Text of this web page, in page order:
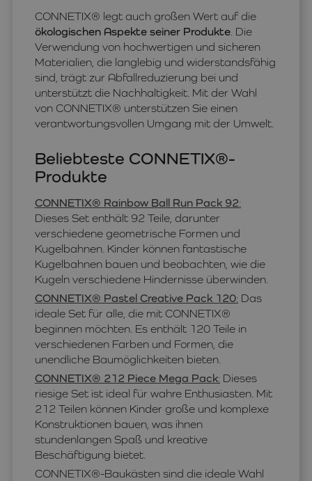
CONNETIX® legt auch großen Wert auf die
ökologischen Aspekte seiner Produkte . Die
Verwendung von hochwertigen und sicheren
Materialien, die langlebig und widerstandsfähig
sind, trägt zur Abfallreduzierung bei und
unterstützt die Nachhaltigkeit. Mit der Wahl
von CONNETIX® unterstützen Sie einen
verantwortungsvollen Umgang mit der Umwelt.
Beliebteste CONNETIX®-
Produkte
CONNETIX® Rainbow Ball Run Pack 92:
Dieses Set enthält 92 Teile, darunter
verschiedene geometrische Formen und
Kugelbahnen. Kinder können fantastische
Kugelbahnen bauen und beobachten, wie die
Kugeln verschiedene Hindernisse überwinden.
CONNETIX® Pastel Creative Pack 120: Das
ideale Set für alle, die mit CONNETIX®
beginnen möchten. Es enthält 120 Teile in
verschiedenen Farben und Formen, die
unendliche Baumöglichkeiten bieten.
CONNETIX® 212 Piece Mega Pack: Dieses
riesige Set ist ideal für wahre Enthusiasten. Mit
212 Teilen können Kinder große und komplexe
Konstruktionen bauen, was ihnen
stundenlangen Spaß und kreative
Beschäftigung bietet.
CONNETIX®-Baukästen sind die ideale Wahl